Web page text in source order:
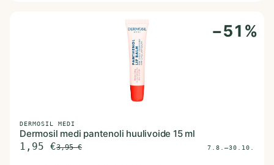
−51 %
DERMOSIL MEDI
Dermosil medi pantenoli huulivoide 15 ml
1,95 €3,95€ 7.8.–30.10.